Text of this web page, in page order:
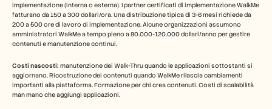
implementazione (interna o esterna). I partner certificati di implementazione WalkMe
fatturano da 150 a 300 dollari/ora. Una distribuzione tipica di 3-6 mesi richiede da
200 a 500 ore di lavoro di implementazione. Alcune organizzazioni assumono
amministratori WalkMe a tempo pieno a 80.000-120.000 dollari/anno per gestire
contenuti e manutenzione continui.
Costi nascosti: manutenzione dei Walk-Thru quando le applicazioni sottostanti si
aggiornano. Ricostruzione dei contenuti quando WalkMe rilascia cambiamenti
importanti alla piattaforma. Formazione per chi crea contenuti. Costi di scalabilità
man mano che aggiungi applicazioni.